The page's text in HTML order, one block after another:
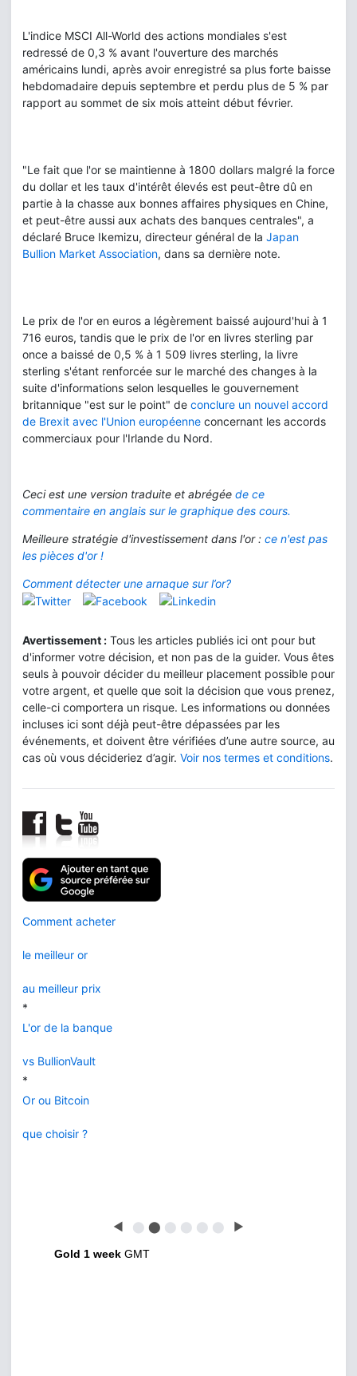
L'indice MSCI All-World des actions mondiales s'est
redressé de 0,3 % avant l'ouverture des marchés
américains lundi, après avoir enregistré sa plus forte baisse
hebdomadaire depuis septembre et perdu plus de 5 % par
rapport au sommet de six mois atteint début février.
"Le fait que l'or se maintienne à 1800 dollars malgré la force
du dollar et les taux d'intérêt élevés est peut-être dû en
partie à la chasse aux bonnes affaires physiques en Chine,
et peut-être aussi aux achats des banques centrales", a
déclaré Bruce Ikemizu, directeur général de la Japan
Bullion Market Association, dans sa dernière note.
Le prix de l'or en euros a légèrement baissé aujourd'hui à 1
716 euros, tandis que le prix de l'or en livres sterling par
once a baissé de 0,5 % à 1 509 livres sterling, la livre
sterling s'étant renforcée sur le marché des changes à la
suite d'informations selon lesquelles le gouvernement
britannique "est sur le point" de conclure un nouvel accord
de Brexit avec l'Union européenne concernant les accords
commerciaux pour l'Irlande du Nord.
Ceci est une version traduite et abrégée de ce
commentaire en anglais sur le graphique des cours.
Meilleure stratégie d'investissement dans l'or : ce n'est pas
les pièces d'or !
Comment détecter une arnaque sur l’or?
Avertissement : Tous les articles publiés ici ont pour but
d'informer votre décision, et non pas de la guider. Vous êtes
seuls à pouvoir décider du meilleur placement possible pour
votre argent, et quelle que soit la décision que vous prenez,
celle-ci comportera un risque. Les informations ou données
incluses ici sont déjà peut-être dépassées par les
événements, et doivent être vérifiées d’une autre source, au
cas où vous décideriez d’agir. Voir nos termes et conditions.
Comment acheter
le meilleur or
au meilleur prix
*
L'or de la banque
vs BullionVault
*
Or ou Bitcoin
que choisir ?
◀ ⬤ ⬤ ⬤ ⬤ ⬤ ⬤ ▶
Gold 1 week GMT